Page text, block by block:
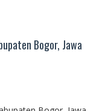
Bogor, Jawa